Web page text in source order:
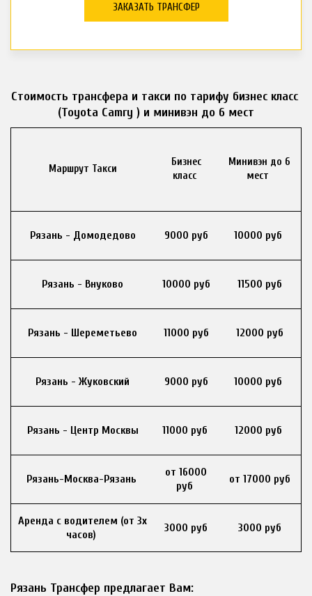
ЗАКАЗАТЬ ТРАНСФЕР
Стоимость трансфера и такси по тарифу бизнес класс
(Toyota Camry ) и минивэн до 6 мест
Маршрут Такси
Бизнес
класс
Минивэн до 6
мест
Рязань - Домодедово 9000 руб 10000 руб
Рязань - Внуково 10000 руб 11500 руб
Рязань - Шереметьево 11000 руб 12000 руб
Рязань - Жуковский 9000 руб 10000 руб
Рязань - Центр Москвы 11000 руб 12000 руб
Рязань-Москва-Рязань
от 16000
руб
от 17000 руб
Аренда с водителем (от 3х
часов)
3000 руб 3000 руб
Рязань Трансфер предлагает Вам: